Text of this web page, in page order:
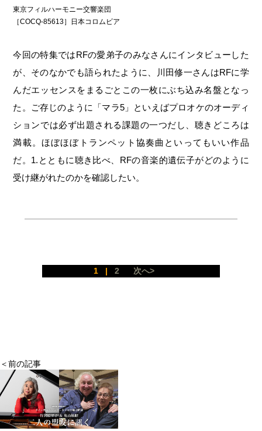
東京フィルハーモニー交響楽団
［COCQ-85613］日本コロムビア
今回の特集ではRFの愛弟子のみなさんにインタビューした
が、そのなかでも語られたように、川田修一さんはRFに学
んだエッセンスをまるごとこの一枚にぶち込み名盤となっ
た。ご存じのように「マラ5」といえばプロオケのオーディ
ションでは必ず出題される課題の一つだし、聴きどころは
満載。ほぼほぼトランペット協奏曲といってもいい作品
だ。1.とともに聴き比べ、RFの音楽的遺伝子がどのように
受け継がれたのかを確認したい。
1 | 2 次へ>
＜前の記事